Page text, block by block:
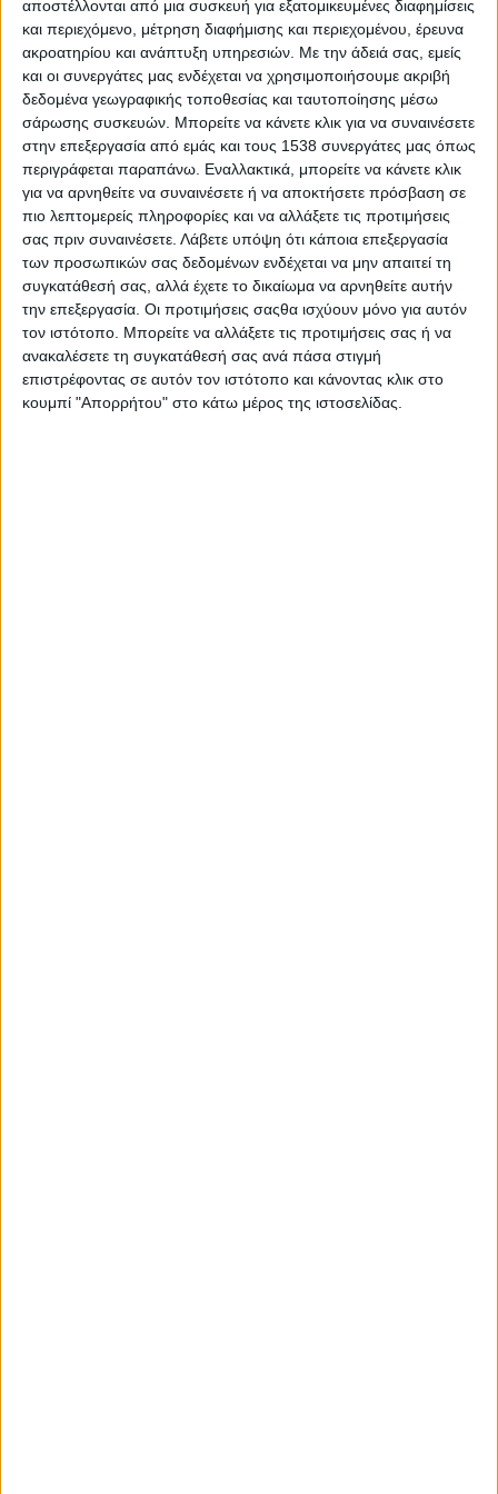
αποστέλλονται από μια συσκευή για εξατομικευμένες διαφημίσεις
και περιεχόμενο, μέτρηση διαφήμισης και περιεχομένου, έρευνα
ακροατηρίου και ανάπτυξη υπηρεσιών. Με την άδειά σας, εμείς
και οι συνεργάτες μας ενδέχεται να χρησιμοποιήσουμε ακριβή
δεδομένα γεωγραφικής τοποθεσίας και ταυτοποίησης μέσω
σάρωσης συσκευών. Μπορείτε να κάνετε κλικ για να συναινέσετε
στην επεξεργασία από εμάς και τους 1538 συνεργάτες μας όπως
περιγράφεται παραπάνω. Εναλλακτικά, μπορείτε να κάνετε κλικ
για να αρνηθείτε να συναινέσετε ή να αποκτήσετε πρόσβαση σε
πιο λεπτομερείς πληροφορίες και να αλλάξετε τις προτιμήσεις
σας πριν συναινέσετε. Λάβετε υπόψη ότι κάποια επεξεργασία
των προσωπικών σας δεδομένων ενδέχεται να μην απαιτεί τη
συγκατάθεσή σας, αλλά έχετε το δικαίωμα να αρνηθείτε αυτήν
την επεξεργασία. Οι προτιμήσεις σαςθα ισχύουν μόνο για αυτόν
τον ιστότοπο. Μπορείτε να αλλάξετε τις προτιμήσεις σας ή να
ανακαλέσετε τη συγκατάθεσή σας ανά πάσα στιγμή
επιστρέφοντας σε αυτόν τον ιστότοπο και κάνοντας κλικ στο
κουμπί "Απορρήτου" στο κάτω μέρος της ιστοσελίδας.
χειμαρρώδης λόγος της Πανωραίας γίνεται ποίηση. Η
γλώσσα που χρησιμοποιεί είναι αυτή της λαϊκής ψυχής που
απελευθερώνεται. Η ζωή της ακροβατεί ανάμεσα στο φως
και το σκοτάδι, ανάμεσα στη ζωή και στο θάνατο. Μια ζωή
ακραία, σκληρή, επικίνδυνη, αλλά με πάθος και ορμή. Η
ηρωίδα με τρόπο μοναδικά αυθεντικό, με αμεσότητα και
πηγαία λαϊκότητα αφηγείται τη ζωή της με συνταρακτική
τραγικότητα, αλλά και κωμικές εξάρσεις. Γεύεται τη ζωή
ολόκληρη, την εξαντλεί με όλη της την ύπαρξη, χωρίς
κανόνες και περιορισμούς, χωρίς μιζέρια.
Σημείωμα Γιώργου Χρονά:
Τι έχει αυτή η βιογραφία που περικλείει την Πάτρα, την
Αθήνα, την Ελλάδα, του ’50, ’60, ’70, κι έκανε τον Μάνο
Χατζιδάκι να πει, σ’ ένα βιβλιοπώλη στη στοά Χηρς, στη